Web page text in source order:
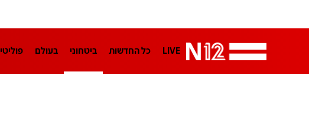
LIVE כל החדשות ביטחוני בעולם פוליטי